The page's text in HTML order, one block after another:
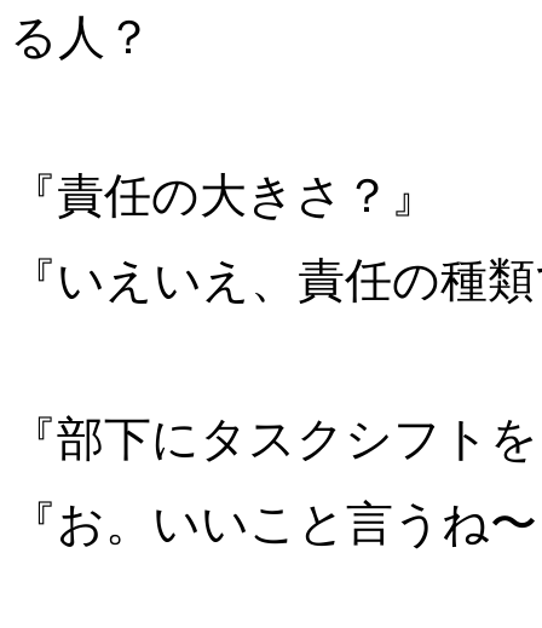
る人？
『責任の大きさ？』
『いえいえ、責任の種
『部下にタスクシフト
『お。いいこと言うね